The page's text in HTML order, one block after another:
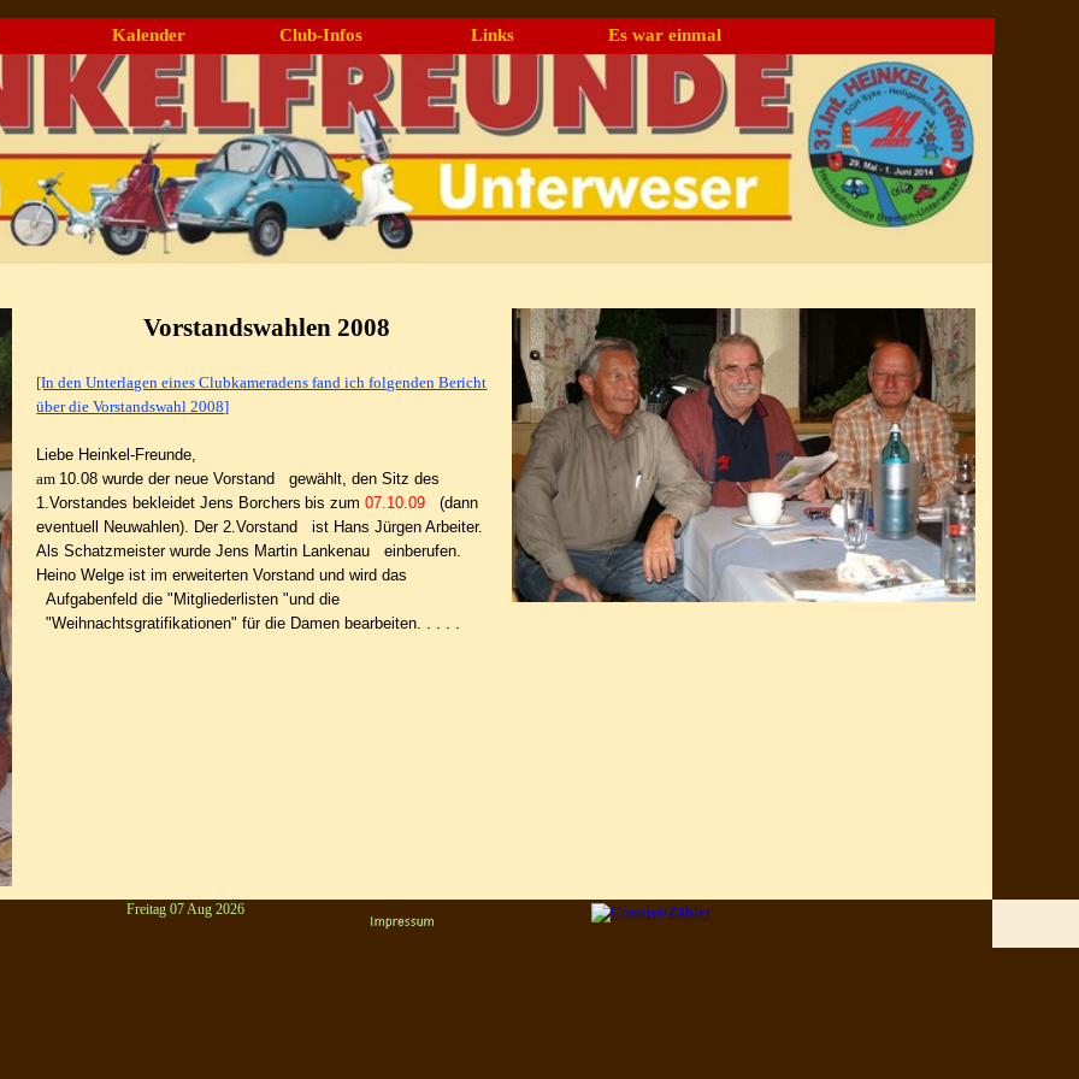
Menü überspringen
▼
Kalender Club-Infos ▼
Links Es war einmal
Vorstandswahlen 2008
[In den Unterlagen eines Clubkameradens fand ich folgenden Bericht
über die Vorstandswahl 2008]
Liebe Heinkel-Freunde,
am 10.08 wurde der neue Vorstand gewählt, den Sitz des
1.Vorstandes bekleidet Jens Borchers bis zum07.10.09
(dann
eventuell Neuwahlen). Der 2.Vorstand ist Hans Jürgen Arbeiter.
Als Schatzmeister wurde Jens Martin Lankenau einberufen.
Heino Welge ist im erweiterten Vorstand und wird das
Aufgabenfeld die "Mitgliederlisten "und die
"Weihnachtsgratifikationen" für die Damen bearbeiten. . . . .
Freitag 07 Aug 2026